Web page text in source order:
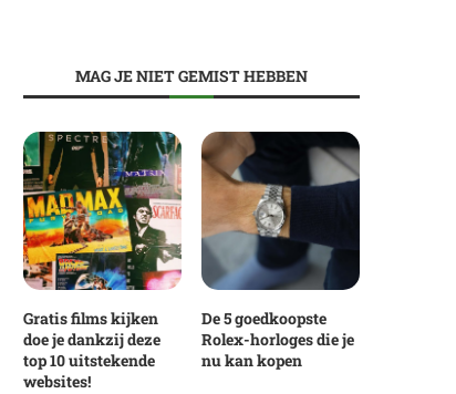
MAG JE NIET GEMIST HEBBEN
Gratis films kijken
doe je dankzij deze
top 10 uitstekende
websites!
De 5 goedkoopste
Rolex-horloges die je
nu kan kopen